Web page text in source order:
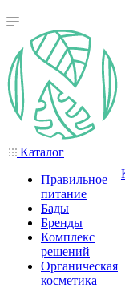
Каталог
Правильное
питание
Бады
Бренды
Комплекс
решений
Органическая
косметика